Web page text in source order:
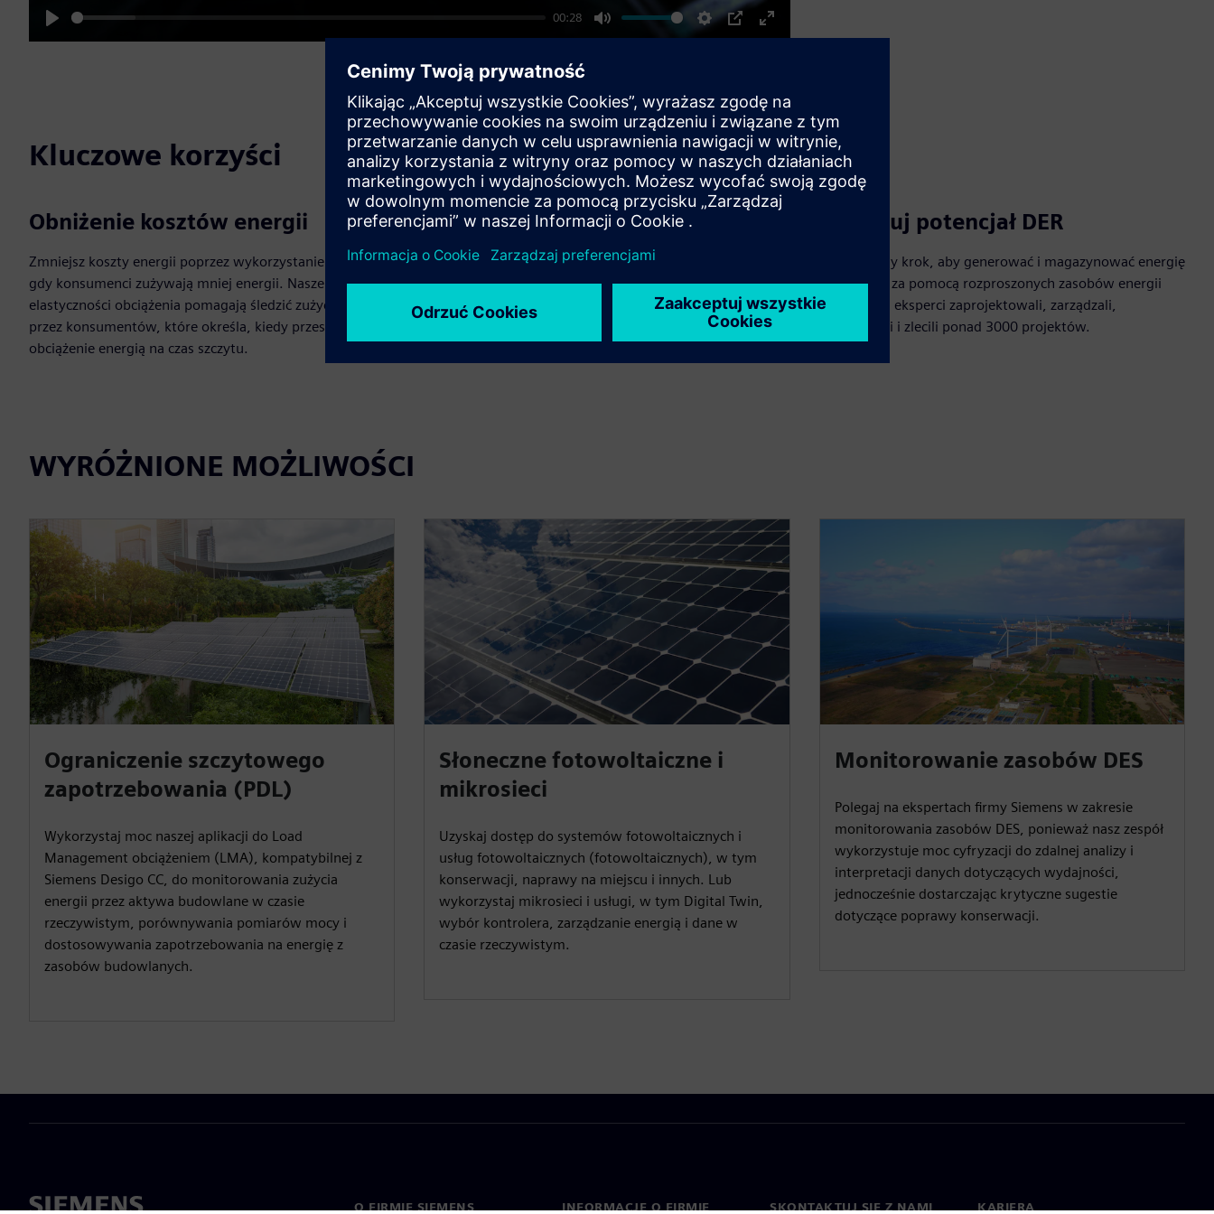
Play
00:28
Mute Settings
PIP
Enter
Kluczowe korzyści
Obniżenie kosztów energii
Zmniejsz koszty energii poprzez wykorzystanie sytuacji,
gdy konsumenci zużywają mniej energii. Nasze oferty
elastyczności obciążenia pomagają śledzić zużycie energii
przez konsumentów, które określa, kiedy przesunąć
obciążenie energią na czas szczytu.
Z łatwością poruszaj się po rynku
Zaangażuj się w rynek energii dzięki wiedzy i wiedzy
naszych ekspertów energetycznych. Uzyskaj pomoc w
poruszaniu się po rynku przy zakupie i sprzedaży energii
elektrycznej, gazu ziemnego i nie tylko, ostatecznie
Zrealizuj potencjał DER
Zrób kolejny krok, aby generować i magazynować energię
niezależnie za pomocą rozproszonych zasobów energii
(DER). Nasi eksperci zaprojektowali, zarządzali,
zrealizowali i zlecili ponad 3000 projektów.
WYRÓŻNIONE MOŻLIWOŚCI
Ograniczenie szczytowego
zapotrzebowania (PDL)
Wykorzystaj moc naszej aplikacji do Load
Management obciążeniem (LMA), kompatybilnej z
Siemens Desigo CC, do monitorowania zużycia
energii przez aktywa budowlane w czasie
rzeczywistym, porównywania pomiarów mocy i
dostosowywania zapotrzebowania na energię z
zasobów budowlanych.
Słoneczne fotowoltaiczne i
mikrosieci
Uzyskaj dostęp do systemów fotowoltaicznych i
usług fotowoltaicznych (fotowoltaicznych), w tym
konserwacji, naprawy na miejscu i innych. Lub
wykorzystaj mikrosieci i usługi, w tym Digital Twin,
wybór kontrolera, zarządzanie energią i dane w
czasie rzeczywistym.
Monitorowanie zasobów DES
Polegaj na ekspertach firmy Siemens w zakresie
monitorowania zasobów DES, ponieważ nasz zespół
wykorzystuje moc cyfryzacji do zdalnej analizy i
interpretacji danych dotyczących wydajności,
jednocześnie dostarczając krytyczne sugestie
dotyczące poprawy konserwacji.
O FIRMIE SIEMENS INFORMACJE O FIRMIE SKONTAKTUJ SIĘ Z NAMI KARIERA